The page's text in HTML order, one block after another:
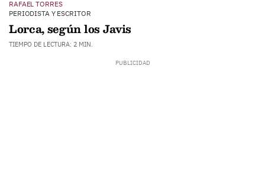
RAFAEL TORRES
PERIODISTA Y ESCRITOR
Lorca, según los Javis
TIEMPO DE LECTURA: 2 MIN.